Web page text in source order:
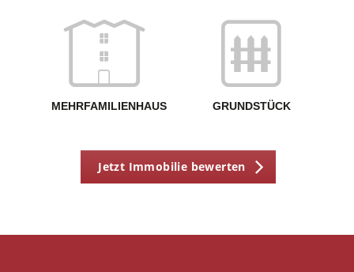
MEHRFAMILIENHAUS GRUNDSTÜCK
Jetzt Immobilie bewerten